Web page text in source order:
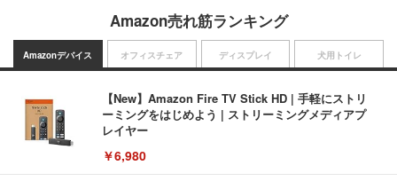
Amazon売れ筋ランキング
Amazonデバイス
【New】Amazon Fire TV Stick HD | 手軽にストリ
ーミングをはじめよう | ストリーミングメディアプ
レイヤー
￥6,980
オフィスチェア ディスプレイ 犬用トイレ